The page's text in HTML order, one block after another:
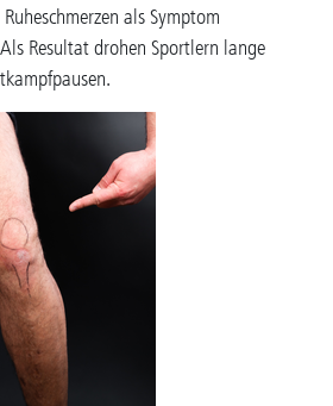
als Symptom
Resultat drohen Sportlern lange